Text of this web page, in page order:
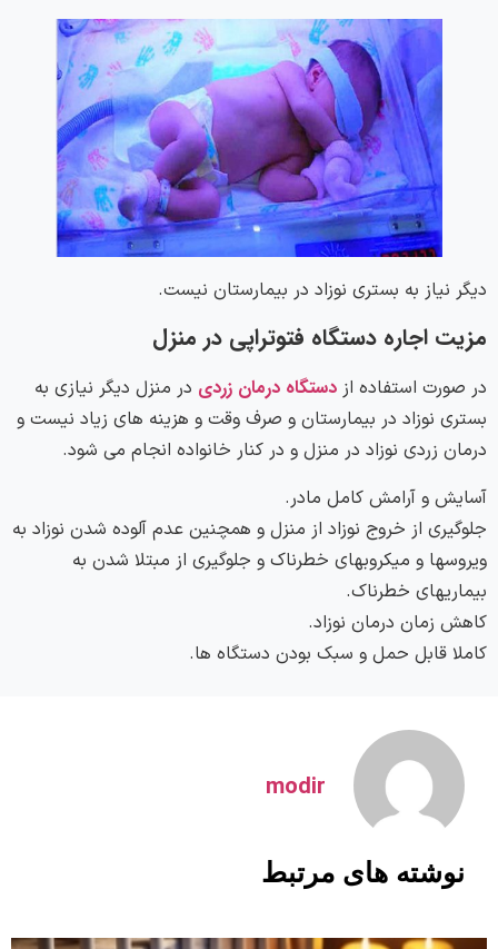
دیگر نیاز به بستری نوزاد در بیمارستان نیست.
مزیت اجاره دستگاه فتوتراپی در منزل
در صورت استفاده از دستگاه درمان زردی در منزل دیگر نیازی به
بستری نوزاد در بیمارستان و صرف وقت و هزینه های زیاد نیست و
درمان زردی نوزاد در منزل و در کنار خانواده انجام می شود.
آسایش و آرامش کامل مادر.
جلوگیری از خروج نوزاد از منزل و همچنین عدم آلوده شدن نوزاد به
ویروسها و میکروبهای خطرناک و جلوگیری از مبتلا شدن به
بیماریهای خطرناک.
کاهش زمان درمان نوزاد.
کاملا قابل حمل و سبک بودن دستگاه ها.
modir
نوشته های مرتبط